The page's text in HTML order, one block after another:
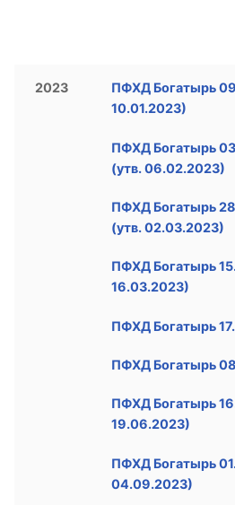
2023
ПФХД Богатырь
10.01.2023)
ПФХД Богатырь
(утв. 06.02.2023)
ПФХД Богатырь
(утв. 02.03.2023)
ПФХД Богатырь
16.03.2023)
ПФХД Богатырь
ПФХД Богатырь
ПФХД Богатырь
19.06.2023)
ПФХД Богатырь
04.09.2023)